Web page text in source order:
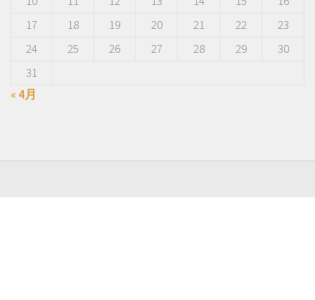
17
18 19 20 21 22
23
24
25 26 27 28 29
30
31
« 4月